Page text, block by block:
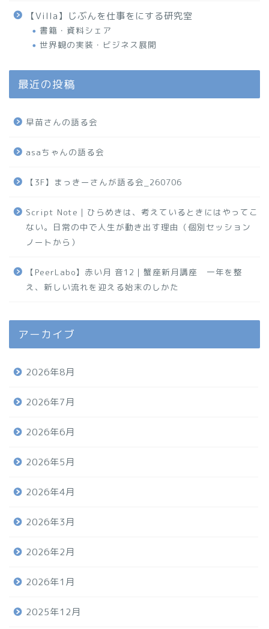
【Villa】じぶんを仕事をにする研究室
書籍・資料シェア
世界観の実装・ビジネス展開
最近の投稿
早苗さんの語る会
asaちゃんの語る会
【3F】まっきーさんが語る会_260706
Script Note｜ひらめきは、考えているときにはやってこ
ない。日常の中で人生が動き出す理由（個別セッション
ノートから）
【PeerLabo】赤い月 音12｜蟹座新月講座 一年を整
え、新しい流れを迎える始末のしかた
アーカイブ
2026年8月
2026年7月
2026年6月
2026年5月
2026年4月
2026年3月
2026年2月
2026年1月
2025年12月